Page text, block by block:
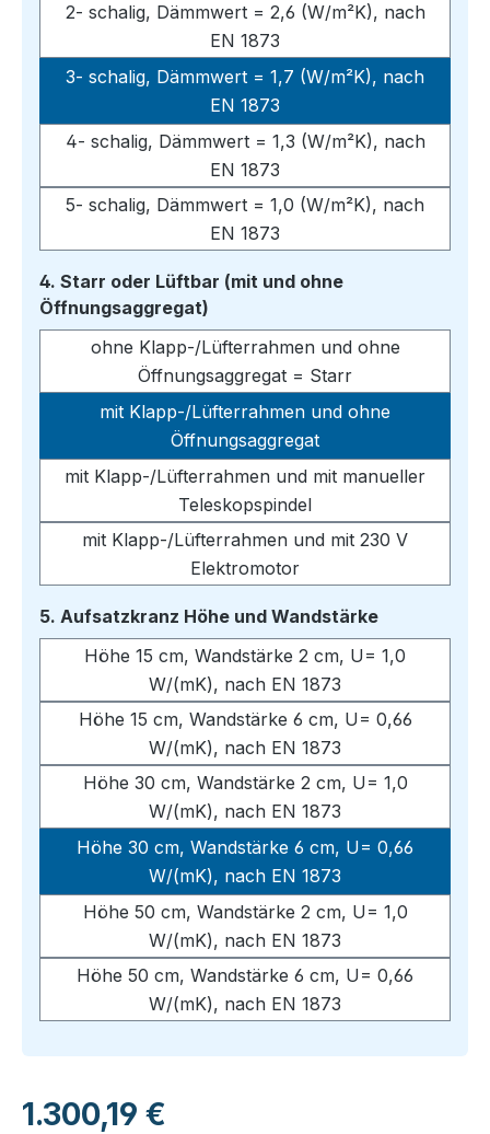
2- schalig, Dämmwert = 2,6 (W/m²K), nach
EN 1873
3- schalig, Dämmwert = 1,7 (W/m²K), nach
EN 1873
4- schalig, Dämmwert = 1,3 (W/m²K), nach
EN 1873
5- schalig, Dämmwert = 1,0 (W/m²K), nach
EN 1873
4. Starr oder Lüftbar (mit und ohne
Öffnungsaggregat)
ohne Klapp-/Lüfterrahmen und ohne
Öffnungsaggregat = Starr
mit Klapp-/Lüfterrahmen und ohne
Öffnungsaggregat
mit Klapp-/Lüfterrahmen und mit manueller
Teleskopspindel
mit Klapp-/Lüfterrahmen und mit 230 V
Elektromotor
5. Aufsatzkranz Höhe und Wandstärkeauswählen
Höhe 15 cm, Wandstärke 2 cm, U= 1,0
W/(mK), nach EN 1873
Höhe 15 cm, Wandstärke 6 cm, U= 0,66
W/(mK), nach EN 1873
Höhe 30 cm, Wandstärke 2 cm, U= 1,0
W/(mK), nach EN 1873
Höhe 30 cm, Wandstärke 6 cm, U= 0,66
W/(mK), nach EN 1873
Höhe 50 cm, Wandstärke 2 cm, U= 1,0
W/(mK), nach EN 1873
Höhe 50 cm, Wandstärke 6 cm, U= 0,66
W/(mK), nach EN 1873
Regulärer Preis:
1.300,19 €